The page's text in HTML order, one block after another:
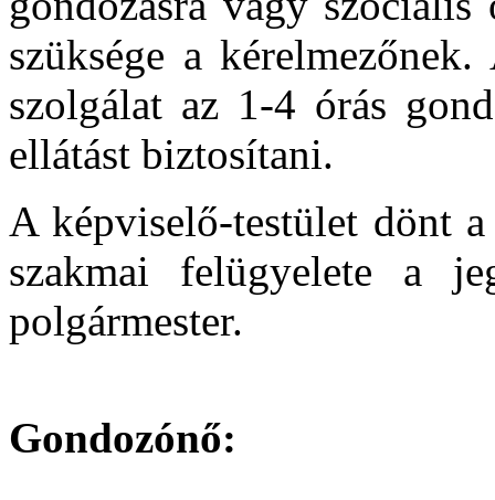
szüksége a
szolgálat az 1-4 órás
ellátást biztosítani.
A képviselő-testület dönt
szakmai felügyelete a
polgármester.
Gondozónő: